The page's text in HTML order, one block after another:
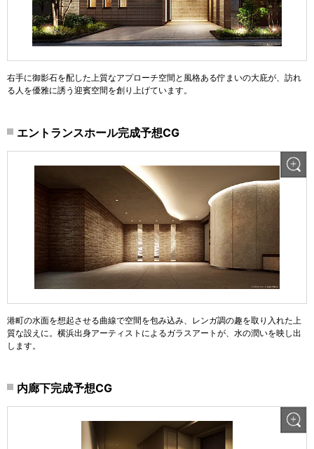
右手に御影石を配した上質なアプローチ空間と風格ある佇まいの大庇が、訪れ
る人を優雅に誘う迎賓空間を創り上げています。
エントランスホール完成予想CG
港町の水面を想起させる曲線で空間を包み込み、レンガ調の趣を取り入れた上
質な設えに。横浜出身アーティストによるガラスアートが、水の潤いを映し出
します。
内廊下完成予想CG